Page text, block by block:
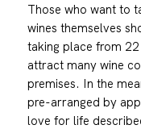
Those who want to
wines themselves
taking place from
attract many wine
premises. In the
pre-arranged by
love for life